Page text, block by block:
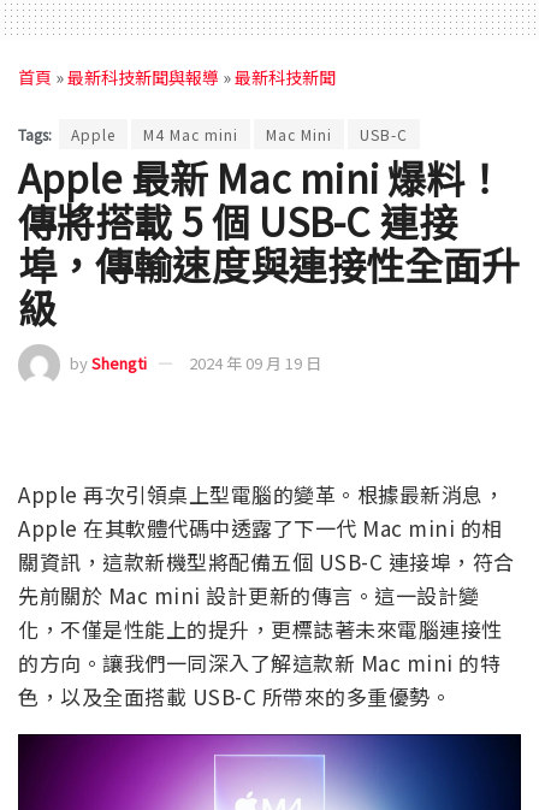
首頁 »最新科技新聞與報導 »最新科技新聞
Tags: Apple M4 Mac mini Mac Mini USB-C
Apple 最新 Mac mini 爆料！
傳將搭載 5 個 USB-C 連接
埠，傳輸速度與連接性全面升
級
byShengti 2024 年 09 月 19 日
Apple 再次引領桌上型電腦的變革。根據最新消息，
Apple 在其軟體代碼中透露了下一代 Mac mini 的相
關資訊，這款新機型將配備五個 USB-C 連接埠，符合
先前關於 Mac mini 設計更新的傳言。這一設計變
化，不僅是性能上的提升，更標誌著未來電腦連接性
的方向。讓我們一同深入了解這款新 Mac mini 的特
色，以及全面搭載 USB-C 所帶來的多重優勢。